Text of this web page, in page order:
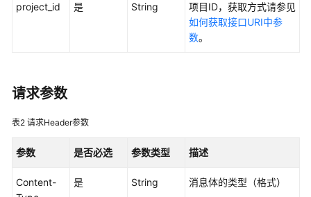
Kubernetes
础
识
快
project_id 是 String
项目ID，获取方式请参见
如何获取接口URI中参
数。
请求参数
表2 请求Header参数
参数 是否必选 参数类型 描述
Content-
是 String 消息体的类型（格式）